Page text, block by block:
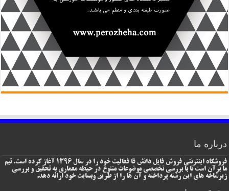
درباره ما
فروشگاه اینترنتی فروش فایل دانش فا فعالیت خود را در سال 1396 آغاز کرده است. تیم
ما برآن است تا با بررسی تخصصی موضوعات متنوع در حیطه معماری به تحقیق و بررسی
زیرشاخه های این رشته پرداخته و آن ها را از طریق وبسایت خود ارائه دهد.